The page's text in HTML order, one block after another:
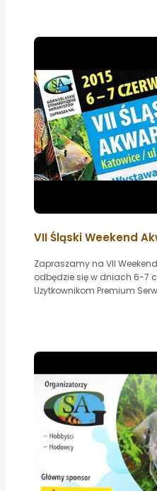
VII Śląski Weekend
Zapraszamy na VII
odbędzie się w dniach 6-7
Użytkownikom Premium